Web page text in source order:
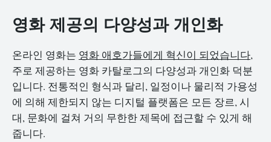
영화 제공의 다양성과 개인화
온라인 영화는 영화 애호가들에게 혁신이 되었습니다,
주로 제공하는 영화 카탈로그의 다양성과 개인화 덕분
입니다. 전통적인 형식과 달리, 일정이나 물리적 가용성
에 의해 제한되지 않는 디지털 플랫폼은 모든 장르, 시
대, 문화에 걸쳐 거의 무한한 제목에 접근할 수 있게 해
줍니다.